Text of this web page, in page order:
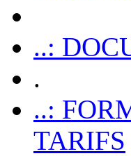
..:
.
..:
TARIFS